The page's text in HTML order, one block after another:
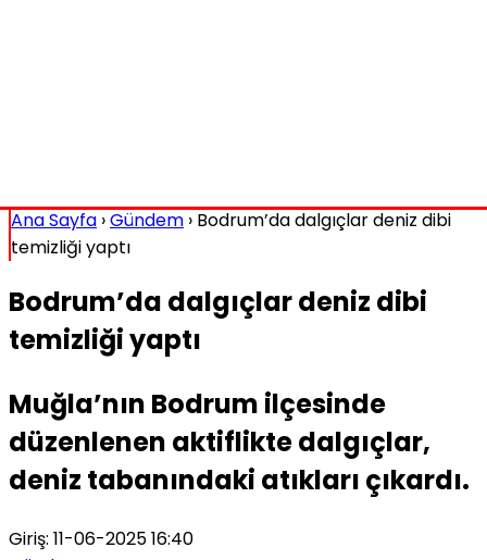
Ana Sayfa ›Gündem › Bodrum’da dalgıçlar deniz dibi
temizliği yaptı
Bodrum’da dalgıçlar deniz dibi
temizliği yaptı
Muğla’nın Bodrum ilçesinde
düzenlenen aktiflikte dalgıçlar,
deniz tabanındaki atıkları çıkardı.
Giriş: 11-06-2025 16:40